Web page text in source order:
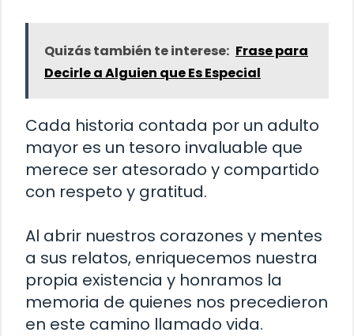
Quizás también te interese: Frase para
Decirle a Alguien que Es Especial
Cada historia contada por un adulto
mayor es un tesoro invaluable que
merece ser atesorado y compartido
con respeto y gratitud.
Al abrir nuestros corazones y mentes
a sus relatos, enriquecemos nuestra
propia existencia y honramos la
memoria de quienes nos precedieron
en este camino llamado vida.